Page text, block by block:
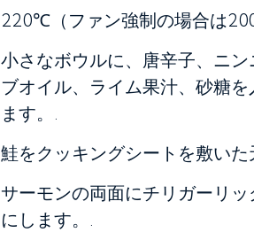
220℃（ファン強制の場合は
小さなボウルに、唐辛子、ニ
ブオイル、ライム果汁、砂糖
ます。.
鮭をクッキングシートを敷いた
サーモンの両面にチリガーリ
にします。.